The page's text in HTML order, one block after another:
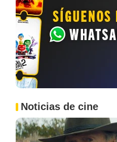
Noticias de cine